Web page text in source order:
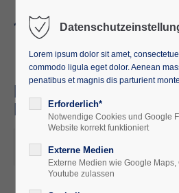
Neue Ländlichkeit:
Ideen - Reflexionen
ORT: ONLINE
Lorem ipsum dolor sit amet,
commodo ligula eget dolor. Aenean
penatibus et magnis dis parturient
Erforderlich*
Notwendige Cookies und Google
Website korrekt funktioniert
Externe Medien
Externe Medien wie Google Maps,
Youtube zulassen